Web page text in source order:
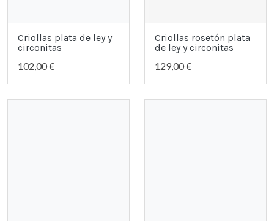
Criollas plata de ley y
circonitas
102,00 €
Criollas rosetón plata
de ley y circonitas
129,00 €